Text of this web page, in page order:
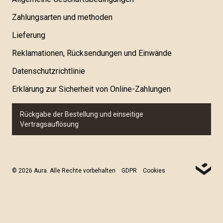
Zahlungsarten und methoden
Lieferung
Reklamationen, Rücksendungen und Einwände
Datenschutzrichtlinie
Erklärung zur Sicherheit von Online-Zahlungen
Rückgabe der Bestellung und einseitige
Vertragsauflösung
© 2026 Aura. Alle Rechte vorbehalten GDPR Cookies